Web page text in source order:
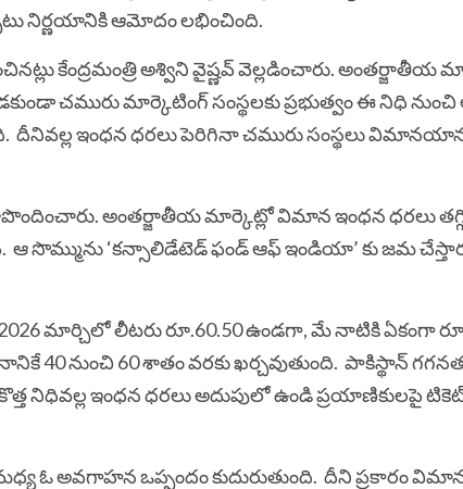
నిర్ణయానికి ఆమోదం లభించింది.
కేంద్రమంత్రి అశ్విని వైష్ణవ్ వెల్లడించారు.అంతర్జాతీయ
చమురు మార్కెటింగ్ సంస్థలకు ప్రభుత్వం ఈ నిధి
దీనివల్ల ఇంధన ధరలు పెరిగినా చమురు సంస్థలు విమానయాన
అంతర్జాతీయ మార్కెట్లో విమాన ఇంధన ధరలు
ఆ సొమ్మును ‘కన్సాలిడేటెడ్ ఫండ్ ఆఫ్ ఇండియా’ కు జమ
మార్చిలో లీటరు రూ.60.50 ఉండగా, మే నాటికి ఏకంగా
నుంచి 60 శాతం వరకు ఖర్చవుతుంది. పాకిస్థాన్
నిధివల్ల ఇంధన ధరలు అదుపులో ఉండి ప్రయాణికులపై
ఓ అవగాహన ఒప్పందం కుదురుతుంది. దీని ప్రకారం